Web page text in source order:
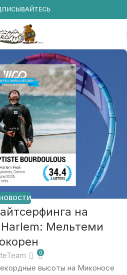
НОВОСТИ
на
Мельтеми
0
высоты на Миконосе